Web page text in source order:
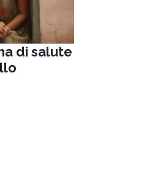
di salute